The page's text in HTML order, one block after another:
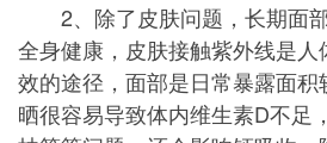
2、除了皮肤问题，长期面
全身健康，皮肤接触紫外线是
效的途径，面部是日常暴露面
晒很容易导致体内维生素D不足